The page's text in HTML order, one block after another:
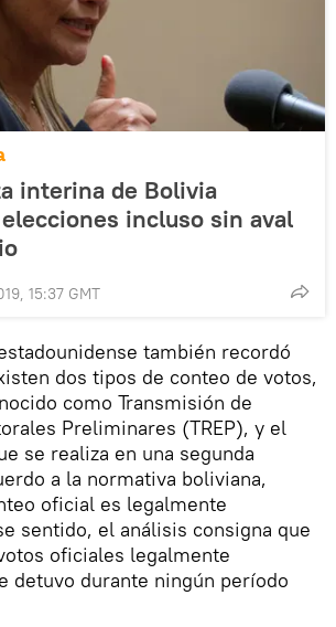
interina de Bolivia
incluso sin aval
15:37 GMT
también recordó
dos tipos de conteo de votos,
como Transmisión de
Preliminares (TREP), y el
se realiza en una segunda
a la normativa boliviana,
oficial es legalmente
sentido, el análisis consigna que
oficiales legalmente
detuvo durante ningún período